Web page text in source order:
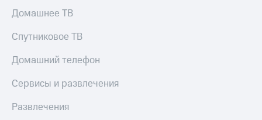
Домашнее ТВ
Спутниковое ТВ
Домашний телефон
Сервисы и развлечения
Развлечения